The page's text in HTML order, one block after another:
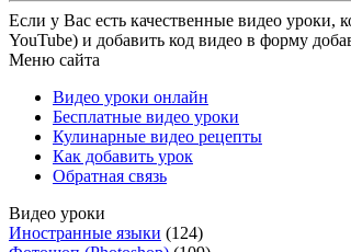
Если у Вас есть качественные видео
YouTube) и добавить код видео в форму
Меню сайта
Видео уроки онлайн
Бесплатные видео уроки
Кулинарные видео рецепты
Как добавить урок
Обратная связь
Видео уроки
Иностранные языки (124)